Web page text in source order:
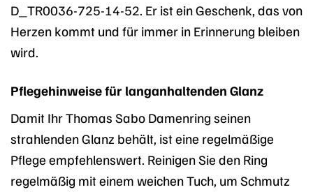
D_TR0036-725-14-52. Er ist ein Geschenk, das von
Herzen kommt und für immer in Erinnerung bleiben
wird.
Pflegehinweise für langanhaltenden Glanz
Damit Ihr Thomas Sabo Damenring seinen
strahlenden Glanz behält, ist eine regelmäßige
Pflege empfehlenswert. Reinigen Sie den Ring
regelmäßig mit einem weichen Tuch, um Schmutz